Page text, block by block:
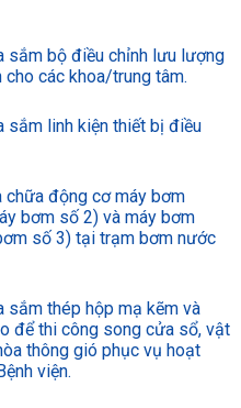
sắm bộ điều chỉnh lưu lượng
cho các khoa/trung tâm.
sắm linh kiện thiết bị điều
chữa động cơ máy bơm
bơm số 2) và máy bơm
số 3) tại trạm bơm nước
sắm thép hộp mạ kẽm và
để thi công song cửa sổ, vật
thông gió phục vụ hoạt
viện.